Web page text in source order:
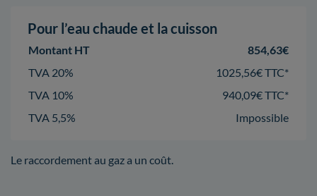
Pour l’eau chaude et la cuisson
Montant HT
854,63€
TVA 20%
1025,56€ TTC*
TVA 10%
940,09€ TTC*
TVA 5,5%
Impossible
Le raccordement au gaz a un coût.